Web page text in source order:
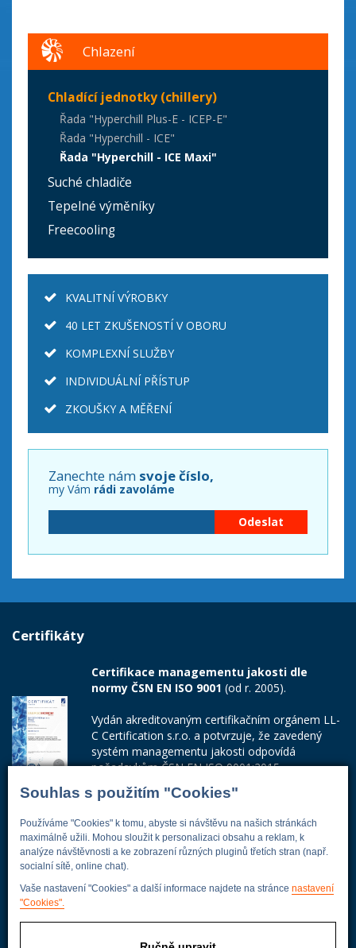
Souhlas s použitím "Cookies"
Používáme "Cookies" k tomu, abyste si návštěvu na našich stránkách
maximálně užili. Mohou sloužit k personalizaci obsahu a reklam, k
analýze návštěvnosti a ke zobrazení různých pluginů třetích stran (např.
socialní sítě, online chat).
Vaše nastavení "Cookies" a další informace najdete na stránce nastavení
"Cookies".
Chlazení
Chladící jednotky (chillery)
Řada "Hyperchill Plus-E - ICEP-E"
Řada "Hyperchill - ICE"
Řada "Hyperchill - ICE Maxi"
Suché chladiče
Tepelné výměníky
Freecooling
KVALITNÍ VÝROBKY
40 LET ZKUŠENOSTÍ V OBORU
KOMPLEXNÍ SLUŽBY
INDIVIDUÁLNÍ PŘÍSTUP
ZKOUŠKY A MĚŘENÍ
Zanechte nám svoje číslo,
my Vám rádi zavoláme
Certifikáty
Certifikace managementu jakosti dle
normy ČSN EN ISO 9001 (od r. 2005).
Vydán akreditovaným certifikačním orgánem LL-
C Certification s.r.o. a potvrzuje, že zavedený
systém managementu jakosti odpovídá
požadavkům ČSN EN ISO 9001:2015.
Číslo certifikátu: 42014103
Adresa firmy
Energoekonom
Wolkerova 433